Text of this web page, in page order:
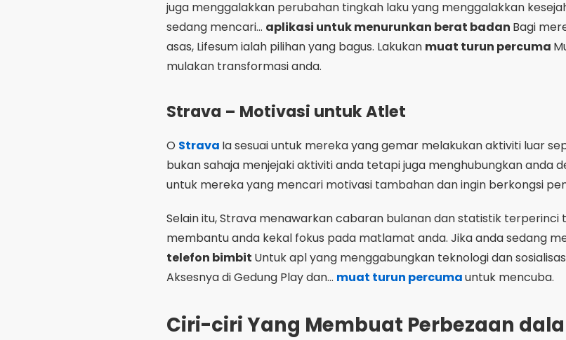
untuk mereka yang mencari motivasi tambahan dan ingin berkongsi
Selain itu, Strava menawarkan cabaran bulanan dan statistik terperinci
membantu anda kekal fokus pada matlamat anda. Jika anda sedang
Aksesnya di Gedung Play dan... muat turun percuma
Ciri-ciri Yang Membuat Perbezaan
Berat Badan
Apabila memilih antaraaplikasi diet dan senaman terbaikUntuk
teknologi, adalah penting untuk mempertimbangkan ciri uniknya.
kalori pada telefon bimbit andamanakala yang lain menawarkan
telefon andaatau penyepaduan dengan peranti kecergasan.
Satu lagi perkara yang relevan ialah kemudahan penggunaan. Apl